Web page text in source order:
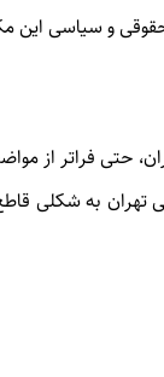
و سیاسی این
حتی فراتر از
به شکلی